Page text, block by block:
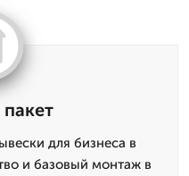
для бизнеса в
и базовый монтаж в